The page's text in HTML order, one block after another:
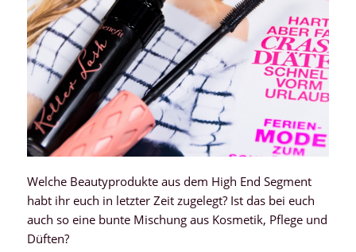
Welche Beautyprodukte aus dem High End Segment
habt ihr euch in letzter Zeit zugelegt? Ist das bei euch
auch so eine bunte Mischung aus Kosmetik, Pflege und
Düften?